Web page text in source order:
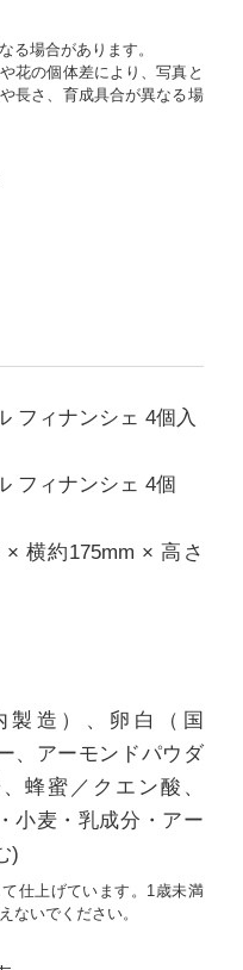
る場合があります。
花の個体差により、写真と
長さ、育成具合が異なる場
フィナンシェ 4個入
フィナンシェ 4個
× 横約175mm × 高さ
製造）、卵白（国
、アーモンドパウダ
蜂蜜／クエン酸、
小麦・乳成分・アー
)
仕上げています。1歳未満
ないでください。